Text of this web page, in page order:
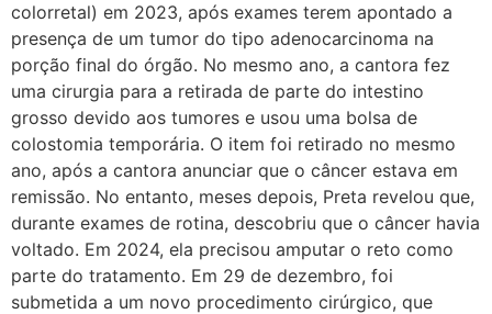
colorretal) em 2023, após exames terem apontado a
presença de um tumor do tipo adenocarcinoma na
porção final do órgão. No mesmo ano, a cantora fez
uma cirurgia para a retirada de parte do intestino
grosso devido aos tumores e usou uma bolsa de
colostomia temporária. O item foi retirado no mesmo
ano, após a cantora anunciar que o câncer estava em
remissão. No entanto, meses depois, Preta revelou que,
durante exames de rotina, descobriu que o câncer havia
voltado. Em 2024, ela precisou amputar o reto como
parte do tratamento. Em 29 de dezembro, foi
submetida a um novo procedimento cirúrgico, que